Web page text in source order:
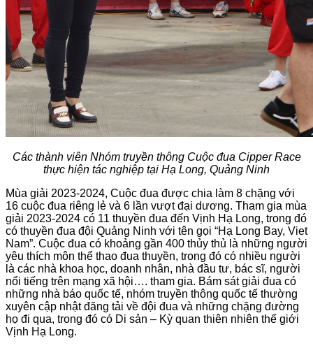
Các thành viên Nhóm truyền thông Cuộc đua Cipper Race
thực hiện tác nghiệp tại Hạ Long, Quảng Ninh
Mùa giải 2023-2024, Cuộc đua được chia làm 8 chặng với
16 cuộc đua riêng lẻ và 6 lần vượt đại dương. Tham gia mùa
giải 2023-2024 có 11 thuyền đua đến Vịnh Hạ Long, trong đó
có thuyền đua đội Quảng Ninh với tên gọi “Hạ Long Bay, Viet
Nam”. Cuộc đua có khoảng gần 400 thủy thủ là những người
yêu thích môn thể thao đua thuyền, trong đó có nhiều người
là các nhà khoa học, doanh nhân, nhà đầu tư, bác sĩ, người
nổi tiếng trên mạng xã hội…. tham gia. Bám sát giải đua có
những nhà báo quốc tế, nhóm truyền thông quốc tế thường
xuyên cập nhật đăng tải về đội đua và những chặng đường
họ đi qua, trong đó có Di sản – Kỳ quan thiên nhiên thế giới
Vịnh Hạ Long.